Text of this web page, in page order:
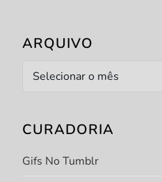
o
s
ARQUIVO
Arquivo
CURADORIA
Gifs No Tumblr